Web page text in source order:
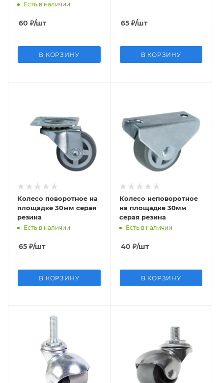
Есть в наличии
60 ₽/шт
В КОРЗИНУ
65₽/шт
В КОРЗИНУ
Колесо поворотное на
площадке 30мм серая
резина
Есть в наличии
65 ₽/шт
В КОРЗИНУ
Колесо неповоротное
на площадке 30мм
серая резина
Есть в наличии
40 ₽/шт
В КОРЗИНУ